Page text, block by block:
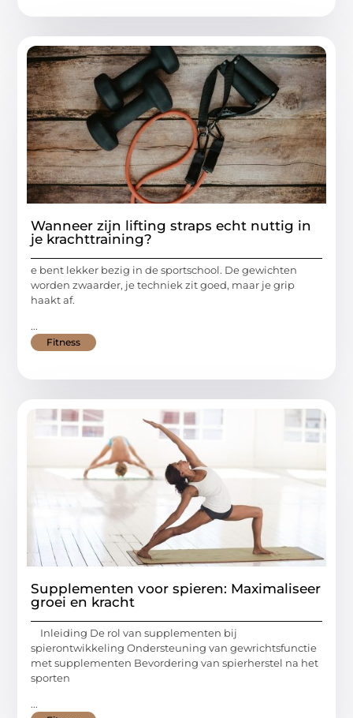
Wanneer zijn lifting straps echt nuttig in
je krachttraining?
e bent lekker bezig in de sportschool. De gewichten
worden zwaarder, je techniek zit goed, maar je grip
haakt af.
...
Fitness
Supplementen voor spieren: Maximaliseer
groei en kracht
Inleiding De rol van supplementen bij
spierontwikkeling Ondersteuning van gewrichtsfunctie
met supplementen Bevordering van spierherstel na het
sporten
...